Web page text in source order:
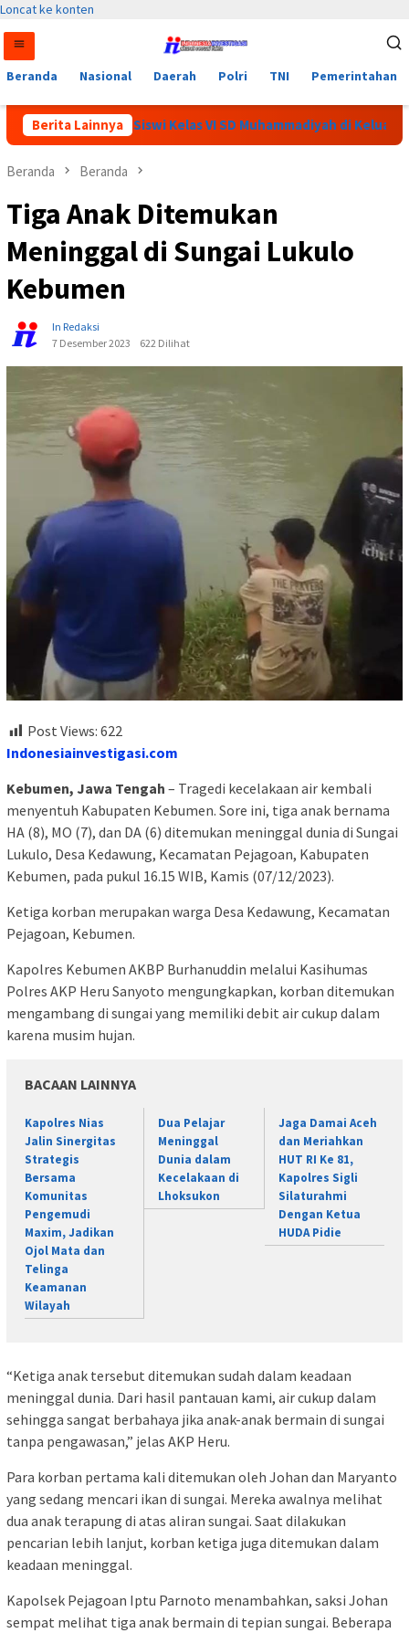
Loncat ke konten
Beranda Nasional Daerah Polri TNI Pemerintahan
Berita Lainnya
Seorang Siswi Kelas VI SD Muhammadiyah di Keluarkan Dari
Beranda Beranda
Tiga Anak Ditemukan
Meninggal di Sungai Lukulo
Kebumen
In Redaksi
7 Desember 2023
622 Dilihat
Post Views: 622
Indonesiainvestigasi.com
Kebumen, Jawa Tengah – Tragedi kecelakaan air kembali
menyentuh Kabupaten Kebumen. Sore ini, tiga anak bernama
HA (8), MO (7), dan DA (6) ditemukan meninggal dunia di Sungai
Lukulo, Desa Kedawung, Kecamatan Pejagoan, Kabupaten
Kebumen, pada pukul 16.15 WIB, Kamis (07/12/2023).
Ketiga korban merupakan warga Desa Kedawung, Kecamatan
Pejagoan, Kebumen.
Kapolres Kebumen AKBP Burhanuddin melalui Kasihumas
Polres AKP Heru Sanyoto mengungkapkan, korban ditemukan
mengambang di sungai yang memiliki debit air cukup dalam
karena musim hujan.
BACAAN LAINNYA
Kapolres Nias
Jalin Sinergitas
Strategis
Bersama
Komunitas
Pengemudi
Maxim, Jadikan
Ojol Mata dan
Telinga
Keamanan
Wilayah
Dua Pelajar
Meninggal
Dunia dalam
Kecelakaan di
Lhoksukon
Jaga Damai Aceh
dan Meriahkan
HUT RI Ke 81,
Kapolres Sigli
Silaturahmi
Dengan Ketua
HUDA Pidie
“Ketiga anak tersebut ditemukan sudah dalam keadaan
meninggal dunia. Dari hasil pantauan kami, air cukup dalam
sehingga sangat berbahaya jika anak-anak bermain di sungai
tanpa pengawasan,” jelas AKP Heru.
Para korban pertama kali ditemukan oleh Johan dan Maryanto
yang sedang mencari ikan di sungai. Mereka awalnya melihat
dua anak terapung di atas aliran sungai. Saat dilakukan
pencarian lebih lanjut, korban ketiga juga ditemukan dalam
keadaan meninggal.
Kapolsek Pejagoan Iptu Parnoto menambahkan, saksi Johan
sempat melihat tiga anak bermain di tepian sungai. Beberapa